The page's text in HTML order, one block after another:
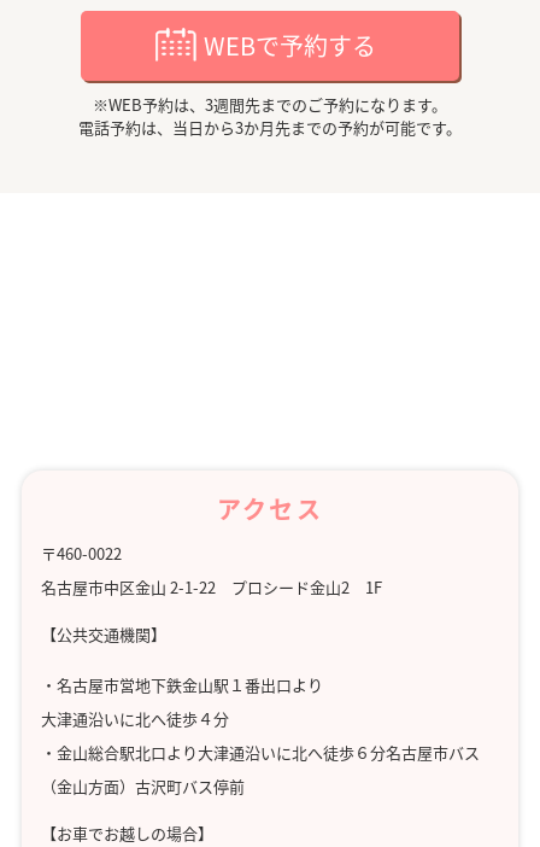
WEBで予約する
※WEB予約は、3週間先までのご予約になります。
電話予約は、当日から3か月先までの予約が可能です。
アクセス
〒460-0022
名古屋市中区金山 2-1-22 プロシード金山2 1F
【公共交通機関】
・名古屋市営地下鉄金山駅１番出口より
大津通沿いに北へ徒歩４分
・金山総合駅北口より大津通沿いに北へ徒歩６分名古屋市バス
（金山方面）古沢町バス停前
【お車でお越しの場合】